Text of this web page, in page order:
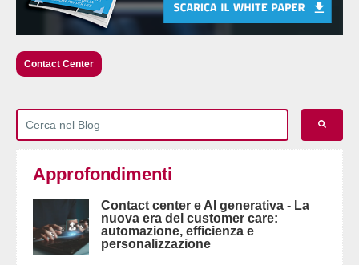
Contact Center
Approfondimenti
Contact center e AI generativa - La
nuova era del customer care:
automazione, efficienza e
personalizzazione